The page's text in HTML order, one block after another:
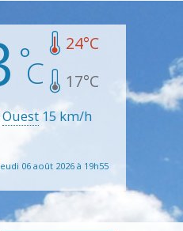
24°C
17°C
Ouest 15 km/h
06 août 2026 à 19h55